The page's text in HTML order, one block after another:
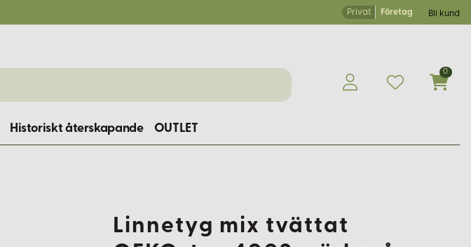
Privat Företag Bli kund
0
Historiskt återskapande OUTLET
Linnetyg mix tvättat